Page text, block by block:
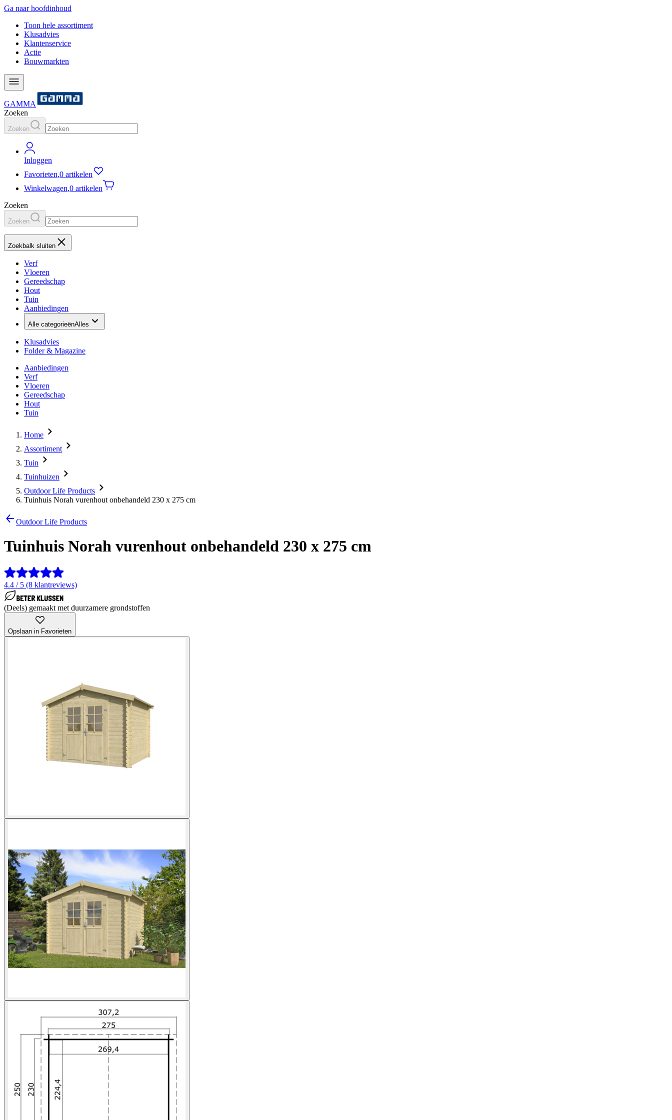
Ga naar hoofdinhoud
Toon hele assortiment
Klusadvies
Klantenservice
Actie
Bouwmarkten
GAMMA
Zoeken
Zoeken
Inloggen
Favorieten,0 artikelen
Winkelwagen,0 artikelen
Zoeken
Zoeken
Zoekbalk sluiten
Verf
Vloeren
Gereedschap
Hout
Tuin
Aanbiedingen
Alle categorieënAlles
Klusadvies
Folder & Magazine
Aanbiedingen
Verf
Vloeren
Gereedschap
Hout
Tuin
Home
Assortiment
Tuin
Tuinhuizen
Outdoor Life Products
Tuinhuis Norah vurenhout onbehandeld 230 x 275 cm
Outdoor Life Products
Tuinhuis Norah vurenhout onbehandeld 230 x 275 cm
4.4 / 5 (8 klantreviews)
(Deels) gemaakt met duurzamere grondstoffen
Opslaan in Favorieten